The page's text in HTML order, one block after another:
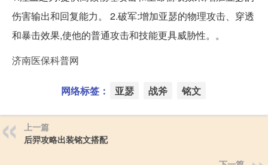
伤害输出和回复能力。 2.破军:增加亚瑟的物理攻击、穿透
和暴击效果,使他的普通攻击和技能更具威胁性。。
济南医保科普网
网络标签： 亚瑟 战斧 铭文
上一篇
后羿攻略出装铭文搭配